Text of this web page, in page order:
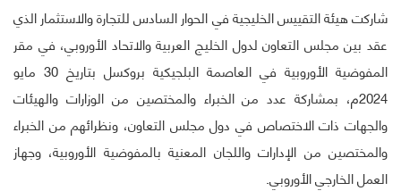
شاركت هيئة التقييس الخليجية في الحوار السادس للتجارة والاستثمار الذي
عقد بين مجلس التعاون لدول الخليج العربية والاتحاد الأوروبي، في مقر
المفوضية الأوروبية في العاصمة البلجيكية بروكسل بتاريخ 30 مايو
2024م، بمشاركة عدد من الخبراء والمختصين من الوزارات والهيئات
والجهات ذات الاختصاص في دول مجلس التعاون، ونظرائهم من الخبراء
والمختصين من الإدارات واللجان المعنية بالمفوضية الأوروبية، وجهاز
العمل الخارجي الأوروبي.